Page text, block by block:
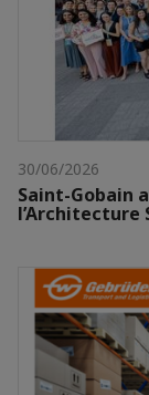
30/06/2026
Saint-Gobain
l’Architecture